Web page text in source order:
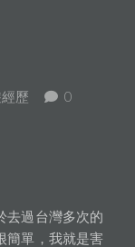
歷 0
去過台灣多次的
簡單，我就是害